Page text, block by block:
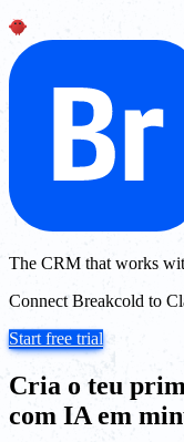
The CRM that works
Connect Breakcold to
Start free trial
Cria o teu
com IA em